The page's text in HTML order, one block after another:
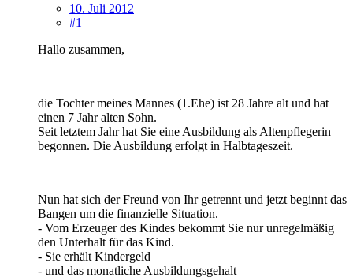
10. Juli 2012
#1
Hallo zusammen,
die Tochter meines Mannes (1.Ehe) ist 28 Jahre alt und hat
einen 7 Jahr alten Sohn.
Seit letztem Jahr hat Sie eine Ausbildung als Altenpflegerin
begonnen. Die Ausbildung erfolgt in Halbtageszeit.
Nun hat sich der Freund von Ihr getrennt und jetzt beginnt das
Bangen um die finanzielle Situation.
- Vom Erzeuger des Kindes bekommt Sie nur unregelmäßig
den Unterhalt für das Kind.
- Sie erhält Kindergeld
- und das monatliche Ausbildungsgehalt